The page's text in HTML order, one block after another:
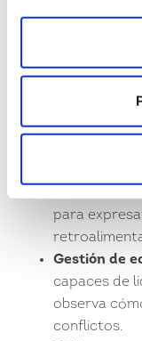
Toma de
decisiones
center
para
Gestión de
capaces de
observa
conflictos.